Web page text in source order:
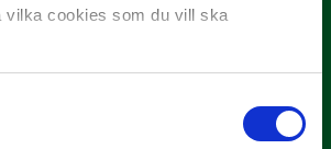
vilka cookies som du vill ska
Tränare i juni